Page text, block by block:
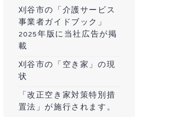
刈谷市の「介護サービス
事業者ガイドブック」
2025年版に当社広告が掲
載
刈谷市の「空き家」の現
状
「改正空き家対策特別措
置法」が施行されます。